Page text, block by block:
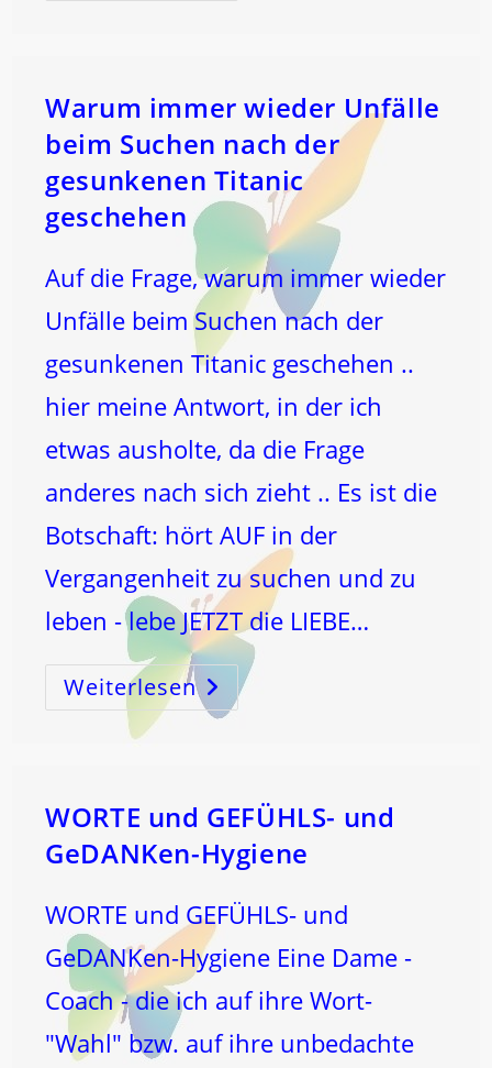
Warum immer wieder Unfälle
beim Suchen nach der
gesunkenen Titanic
geschehen
Auf die Frage, warum immer wieder
Unfälle beim Suchen nach der
gesunkenen Titanic geschehen ..
hier meine Antwort, in der ich
etwas ausholte, da die Frage
anderes nach sich zieht .. Es ist die
Botschaft: hört AUF in der
Vergangenheit zu suchen und zu
leben - lebe JETZT die LIEBE…
WeiterlesenWarum
Immer
Wieder
Gesunkenen
Titanic
WORTE und GEFÜHLS- und
GeDANKen-Hygiene
WORTE und GEFÜHLS- und
GeDANKen-Hygiene Eine Dame -
Coach - die ich auf ihre Wort-
"Wahl" bzw. auf ihre unbedachte